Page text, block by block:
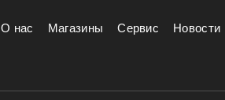
О нас Магазины Сервис Новости